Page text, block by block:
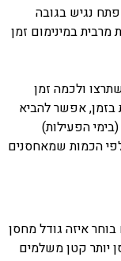
נגיש בגובה
מרבית במינימום זמן
ולכמה זמן
בזמן, אפשר להביא
הפעילות)
הכמות שמאחסנים
איזה גודל מחסן
יותר קטן משלמים